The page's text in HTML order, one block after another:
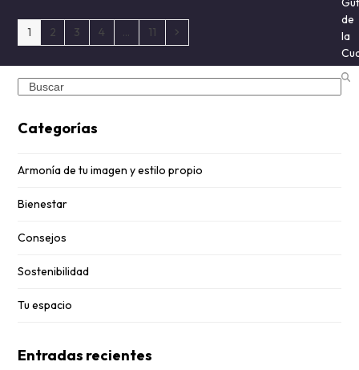
Page
1 Page
2 Page
3 Page
4 … Page
11 Siguiente
Search
Categorías
Armonía de tu imagen y estilo propio
Bienestar
Consejos
Sostenibilidad
Tu espacio
Entradas recientes
de
la